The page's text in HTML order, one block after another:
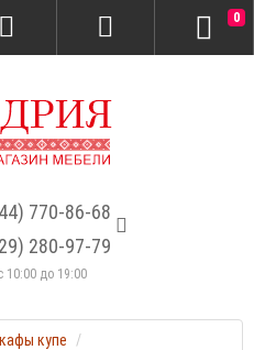
770-86-68
280-97-79
10:00 до 19:00
0
купе